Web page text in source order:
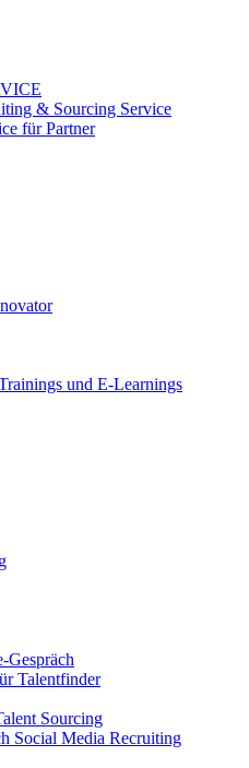
& Sourcing Service
für Partner
und E-Learnings
Gespräch
Talentfinder
Sourcing
Social Media Recruiting